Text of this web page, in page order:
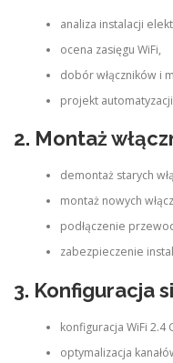
analiza instalacji
ocena zasięgu WiFi,
dobór włączników i
projekt
2. Montaż
demontaż starych
montaż nowych
podłączenie
zabezpieczenie
3. Konfiguracja
konfiguracja WiFi 2.4
optymalizacja